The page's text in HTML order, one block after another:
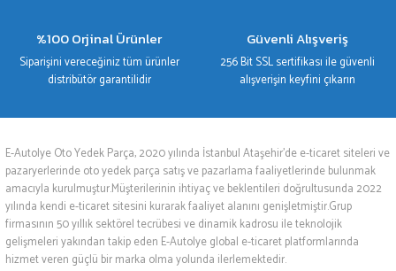
%100 Orjinal Ürünler
Siparişini vereceğiniz tüm ürünler
distribütör garantilidir
Güvenli Alışveriş
256 Bit SSL sertifikası ile güvenli
alışverişin keyfini çıkarın
E-Autolye Oto Yedek Parça, 2020 yılında İstanbul Ataşehir’de e-ticaret siteleri ve
pazaryerlerinde oto yedek parça satış ve pazarlama faaliyetlerinde bulunmak
amacıyla kurulmuştur.Müşterilerinin ihtiyaç ve beklentileri doğrultusunda 2022
yılında kendi e-ticaret sitesini kurarak faaliyet alanını genişletmiştir.Grup
firmasının 50 yıllık sektörel tecrübesi ve dinamik kadrosu ile teknolojik
gelişmeleri yakından takip eden E-Autolye global e-ticaret platformlarında
hizmet veren güçlü bir marka olma yolunda ilerlemektedir.